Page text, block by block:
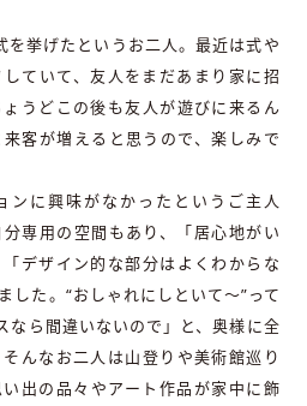
を挙げたというお二人。最近は式や
ていて、友人をまだあまり家に招
うどこの後も友人が遊びに来るん
客が増えると思うので、楽しみで
ンに興味がなかったというご主人
専用の空間もあり、「居心地がい
デザイン的な部分はよくわからな
した。“おしゃれにしといて〜”って
なら間違いないので」と、奥様に全
んなお二人は山登りや美術館巡り
出の品々やアート作品が家中に飾